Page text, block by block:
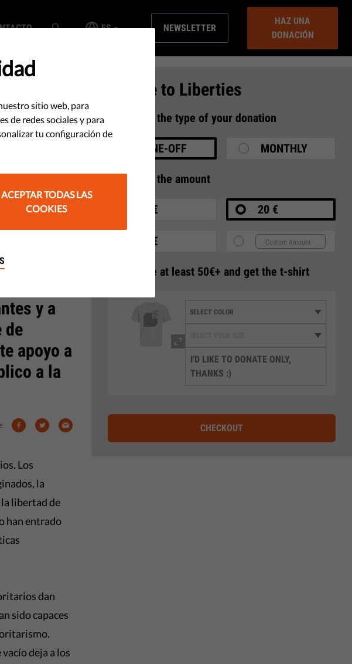
ES NEWSLETTER
HAZ UNA
DONACIÓN
y
y a
de
apoyo a
a la
Los
la
libertad de
han entrado
dan
sido capaces
deja a los
Donate to Liberties
Select the type of your donation
ONE-OFF MONTHLY
2 Select the amount
10 € 20 €
35 €
Donate at least 50€+ and get the t-shirt
I'D LIKE TO DONATE ONLY,
THANKS :)
CHECKOUT
sitio web, para
de redes sociales y para
tu configuración de
ACEPTAR TODAS LAS
COOKIES